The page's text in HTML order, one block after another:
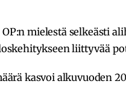
mielestä selkeästi
liittyvää
kasvoi alkuvuoden